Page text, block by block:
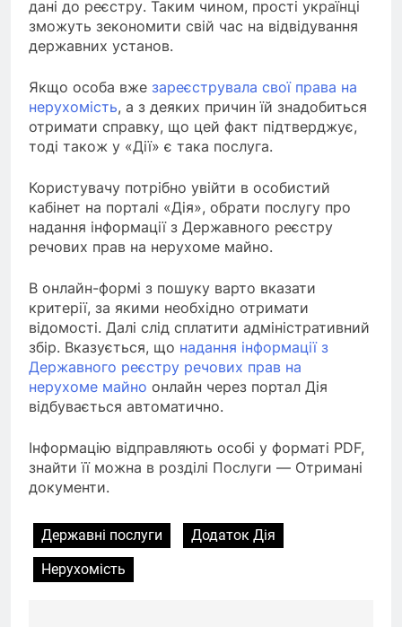
дані до реєстру. Таким чином, прості українці
зможуть зекономити свій час на відвідування
державних установ.
Якщо особа вже зареєструвала свої права на
нерухомість, а з деяких причин їй знадобиться
отримати справку, що цей факт підтверджує,
тоді також у «Дії» є така послуга.
Користувачу потрібно увійти в особистий
кабінет на порталі «Дія», обрати послугу про
надання інформації з Державного реєстру
речових прав на нерухоме майно.
В онлайн-формі з пошуку варто вказати
критерії, за якими необхідно отримати
відомості. Далі слід сплатити адміністративний
збір. Вказується, що надання інформації з
Державного реєстру речових прав на
нерухоме майно онлайн через портал Дія
відбувається автоматично.
Інформацію відправляють особі у форматі PDF,
знайти її можна в розділі Послуги — Отримані
документи.
Державні послуги
Додаток Дія
Нерухомість